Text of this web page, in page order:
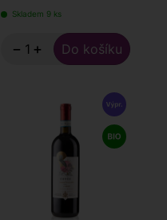
Skladem 9 ks
− +